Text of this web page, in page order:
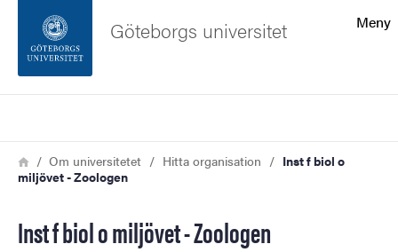
Sidfoten
Om webbplatsen
Meny
Göteborgs universitet
Länkstig
HemOm universitetet Hitta organisation
Inst f biol o
miljövet - Zoologen
Inst f biol o miljövet - Zoologen